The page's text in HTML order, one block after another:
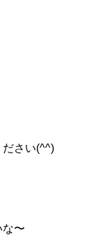
ださい(^^)
な〜